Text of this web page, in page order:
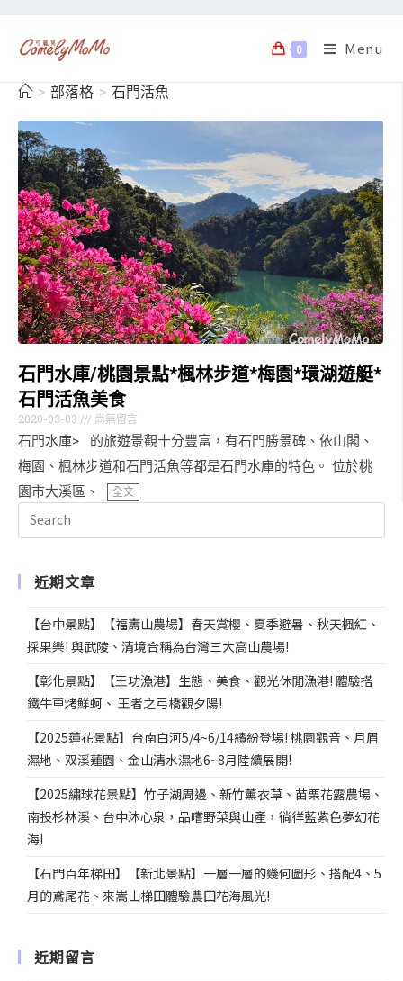
0 Menu
> 部落格 > 石門活魚
石門水庫/桃園景點*楓林步道*梅園*環湖遊艇*
石門活魚美食
2020-03-03 尚無留言
石門水庫> 的旅遊景觀十分豐富，有石門勝景碑、依山閣、
梅園、楓林步道和石門活魚等都是石門水庫的特色。 位於桃
園市大溪區、
全文
近期文章
【台中景點】【福壽山農場】春天賞櫻、夏季避暑、秋天楓紅、
採果樂! 與武陵、清境合稱為台灣三大高山農場!
【彰化景點】【王功漁港】生態、美食、觀光休閒漁港! 體驗搭
鐵牛車烤鮮蚵、 王者之弓橋觀夕陽!
【2025蓮花景點】台南白河5/4~6/14繽紛登場! 桃園觀音、月眉
濕地、双溪蓮園、金山清水濕地6~8月陸續展開!
【2025繡球花景點】竹子湖周邊、新竹薰衣草、苗栗花露農場、
南投杉林溪、台中沐心泉，品嚐野菜與山產，徜徉藍紫色夢幻花
海!
【石門百年梯田】【新北景點】一層一層的幾何圖形、搭配4、5
月的鳶尾花、來嵩山梯田體驗農田花海風光!
近期留言